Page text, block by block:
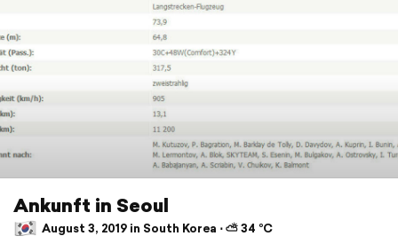
Ankunft in Seoul
August 3, 2019 in South Korea ⋅ ⛅ 34 °C